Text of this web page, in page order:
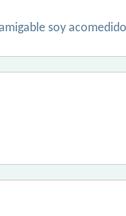
soy acomedido